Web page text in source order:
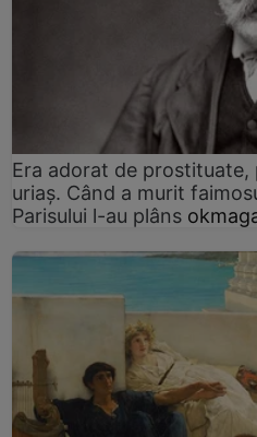
Era adorat de prostituate,
uriaș. Când a murit
Parisului l-au plâns